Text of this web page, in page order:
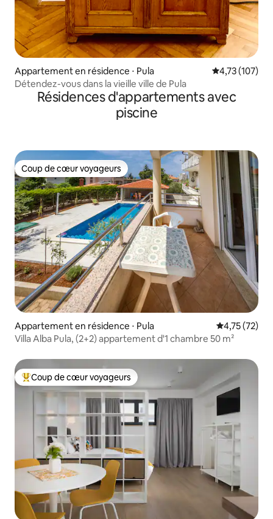
Appartement en résidence ⋅ Pula Évaluation
4,73 (107)
Détendez-vous dans la vieille ville de Pula
Résidences d'appartements avec
piscine
Coup de cœur voyageurs
Coup de cœur voyageurs
Appartement en résidence ⋅ Pula Évaluation
4,75 (72)
Villa Alba Pula, (2+2) appartement d'1 chambre 50 m²
Coups de cœur voyageurs les plus appréciés
Coup de cœur voyageurs